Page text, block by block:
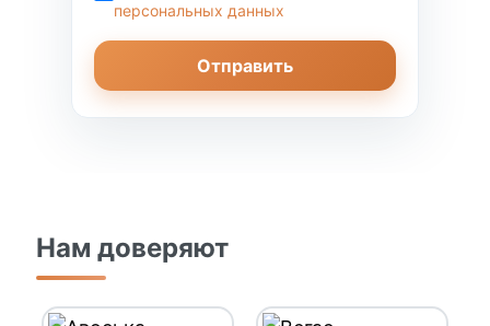
персональных данных
Отправить
Нам доверяют